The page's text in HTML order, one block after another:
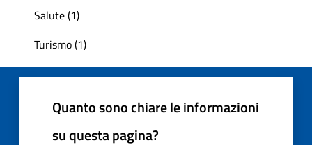
Salute (1)
Turismo (1)
Quanto sono chiare le informazioni
su questa pagina?